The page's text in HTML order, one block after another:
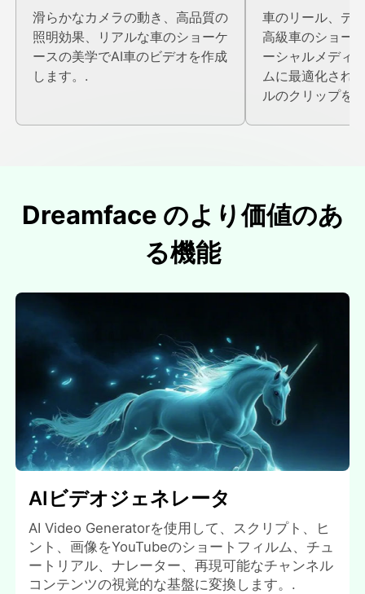
滑らかなカメラの動き、高品質の
照明効果、リアルな車のショーケ
ースの美学でAI車のビデオを作成
します。.
車のリール、デ
高級車のショー
ーシャルメディ
ムに最適化され
ルのクリップを
Dreamface のより価値のあ
る機能
AIビデオジェネレータ
AI Video Generatorを使用して、スクリプト、ヒ
ント、画像をYouTubeのショートフィルム、チュ
ートリアル、ナレーター、再現可能なチャンネル
コンテンツの視覚的な基盤に変換します。.